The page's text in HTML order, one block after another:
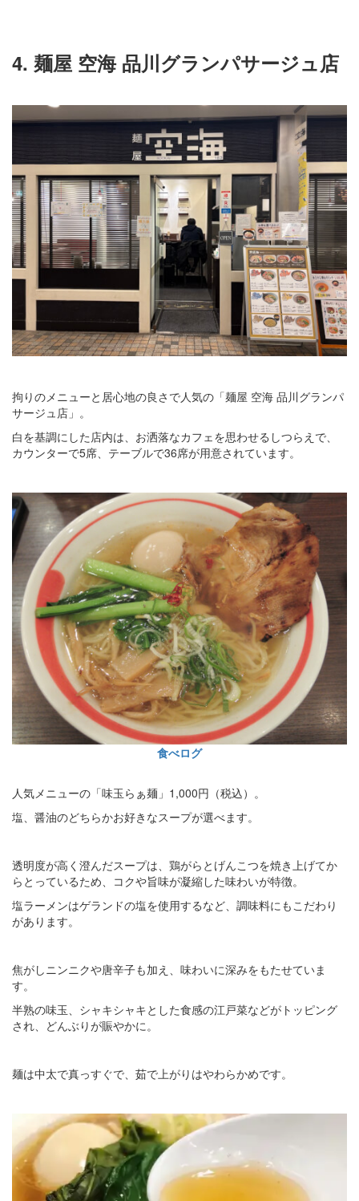
4. 麺屋 空海 品川グランパサージュ店
拘りのメニューと居心地の良さで人気の「麺屋 空海 品川グランパ
サージュ店」。
白を基調にした店内は、お洒落なカフェを思わせるしつらえで、
カウンターで5席、テーブルで36席が用意されています。
食べログ
人気メニューの「味玉らぁ麺」1,000円（税込）。
塩、醤油のどちらかお好きなスープが選べます。
透明度が高く澄んだスープは、鶏がらとげんこつを焼き上げてか
らとっているため、コクや旨味が凝縮した味わいが特徴。
塩ラーメンはゲランドの塩を使用するなど、調味料にもこだわり
があります。
焦がしニンニクや唐辛子も加え、味わいに深みをもたせていま
す。
半熟の味玉、シャキシャキとした食感の江戸菜などがトッピング
され、どんぶりが賑やかに。
麺は中太で真っすぐで、茹で上がりはやわらかめです。